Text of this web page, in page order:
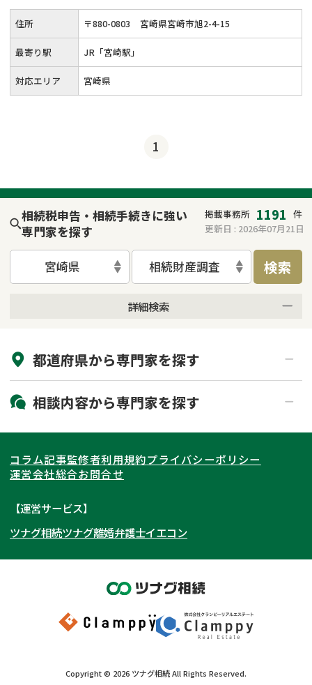
住所 〒880-0803 宮崎県宮崎市旭2-4-15
最寄り駅 JR「宮崎駅」
対応エリア 宮崎県
1
相続税申告・相続手続きに強い
専門家を探す
掲載事務所 1191 件
更新日 : 2026年07月21日
宮崎県 相続財産調査 検索
詳細検索
初回相談無料
土日祝の相談可能
都道府県から専門家を探す
北海道・東北
北海道 青森県
岩手県 宮城県
秋田県
福島県
関東
東京都 神奈川県
埼玉県
茨城県 群馬県
東海
愛知県
岐阜県 山梨県
関西
大阪府 京都府
奈良県
和歌山県
北陸・甲信越
石川県
富山県
岡山県
九州・沖縄
相談内容から専門家を探す
相続登記
遺産分割
相続手続き
家族信託
成年後見・任意後見
相続財産調査
不動産評価(相続不動産)
相続トラブル
コラム記事監修者利用規約プライバシーポリシー
運営会社総合お問合せ
【運営サービス】
ツナグ相続ツナグ離婚弁護士イエコン
Copyright © 2026 ツナグ相続All Rights Reserved.